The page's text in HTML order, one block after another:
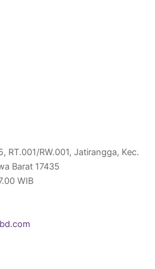
RT.001/RW.001, Jatirangga, Kec.
Barat 17435
WIB